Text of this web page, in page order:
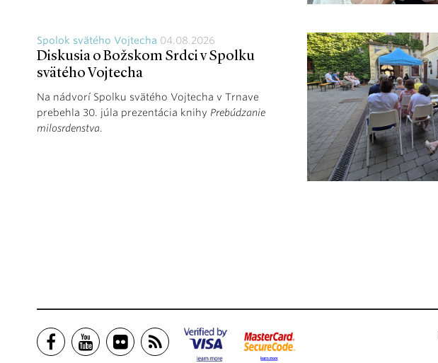
Spolok svätého Vojtecha 04.08.2026
Diskusia o Božskom Srdci v Spolku
svätého Vojtecha
Na nádvorí Spolku svätého Vojtecha v Trnave
prebehla 30. júla prezentácia knihy Prebúdzanie
milosrdenstva.